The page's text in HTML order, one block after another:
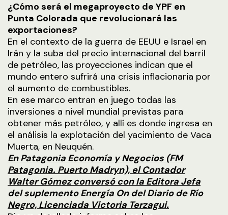
¿Cómo será el megaproyecto de YPF en
Punta Colorada que revolucionará las
exportaciones?
En el contexto de la guerra de EEUU e Israel en
Irán y la suba del precio internacional del barril
de petróleo, las proyecciones indican que el
mundo entero sufrirá una crisis inflacionaria por
el aumento de combustibles.
En ese marco entran en juego todas las
inversiones a nivel mundial previstas para
obtener más petróleo, y allí es donde ingresa en
el análisis la explotación del yacimiento de Vaca
Muerta, en Neuquén.
En Patagonia Economía y Negocios (FM
Patagonia. Puerto Madryn), el Contador
Walter Gómez conversó con la Editora Jefa
del suplemento Energía On del Diario de Río
Negro, Licenciada Victoria Terzagui.